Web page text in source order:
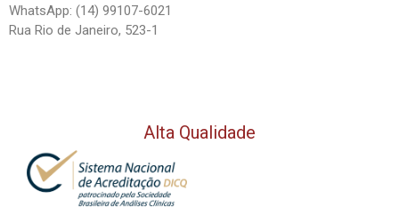
WhatsApp: (14) 99107-6021
Rua Rio de Janeiro, 523-1
Alta Qualidade